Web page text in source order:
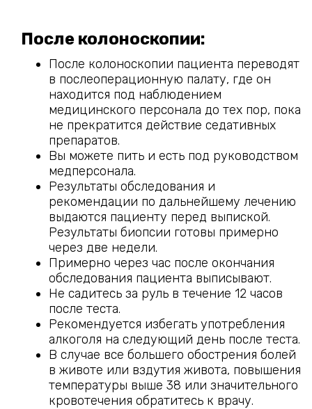
После колоноскопии:
После колоноскопии пациента переводят
в послеоперационную палату, где он
находится под наблюдением
медицинского персонала до тех пор, пока
не прекратится действие седативных
препаратов.
Вы можете пить и есть под руководством
медперсонала.
Результаты обследования и
рекомендации по дальнейшему лечению
выдаются пациенту перед выпиской.
Результаты биопсии готовы примерно
через две недели.
Примерно через час после окончания
обследования пациента выписывают.
Не садитесь за руль в течение 12 часов
после теста.
Рекомендуется избегать употребления
алкоголя на следующий день после теста.
В случае все большего обострения болей
в животе или вздутия живота, повышения
температуры выше 38 или значительного
кровотечения обратитесь к врачу.